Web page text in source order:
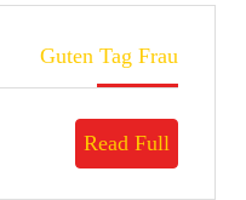
Guten Tag Frau
Frau
Read Full
Read
Full